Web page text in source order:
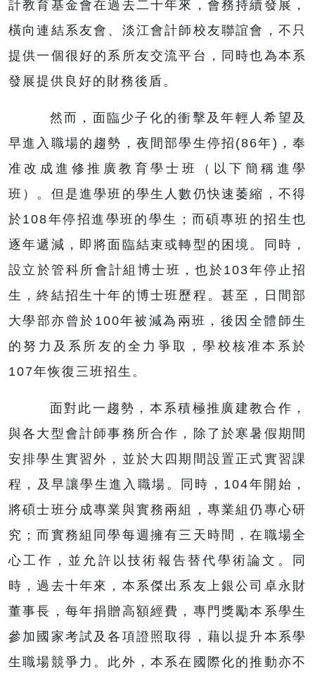
計教育基金會在過去二十年來，會務持續發展，
橫向連結系友會、淡江會計師校友聯誼會，不只
提供一個很好的系所友交流平台，同時也為本系
發展提供良好的財務後盾。
然而，面臨少子化的衝擊及年輕人希望及
早進入職場的趨勢，夜間部學生停招(86年)，奉
准改成進修推廣教育學士班（以下簡稱進學
班）。但是進學班的學生人數仍快速萎縮，不得
於108年停招進學班的學生；而碩專班的招生也
逐年遞減，即將面臨結束或轉型的困境。同時，
設立於管科所會計組博士班，也於103年停止招
生，終結招生十年的博士班歷程。甚至，日間部
大學部亦曾於100年被減為兩班，後因全體師生
的努力及系所友的全力爭取，學校核准本系於
107年恢復三班招生。
面對此一趨勢，本系積極推廣建教合作，
與各大型會計師事務所合作，除了於寒暑假期間
安排學生實習外，並於大四期間設置正式實習課
程，及早讓學生進入職場。同時，104年開始，
將碩士班分成專業與實務兩組，專業組仍專心研
究；而實務組同學每週擁有三天時間，在職場全
心工作，並允許以技術報告替代學術論文。同
時，過去十年來，本系傑出系友上銀公司卓永財
董事長，每年捐贈高額經費，專門獎勵本系學生
參加國家考試及各項證照取得，藉以提升本系學
生職場競爭力。此外，本系在國際化的推動亦不